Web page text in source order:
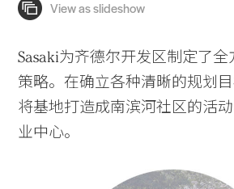
Sasaki为齐德尔开发区制定了
策略。在确立各种清晰的规划
将基地打造成南滨河社区的活
业中心。